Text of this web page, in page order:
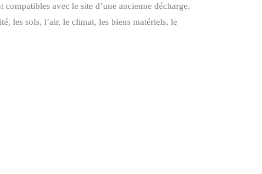
avec le site d’une ancienne décharge.
les sols, l’air, le climat, les biens matériels, le